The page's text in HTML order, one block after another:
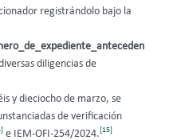
registrándolo bajo la
diligencias de
y dieciocho de marzo, se
de verificación
e IEM-OFI-254/2024. [15]